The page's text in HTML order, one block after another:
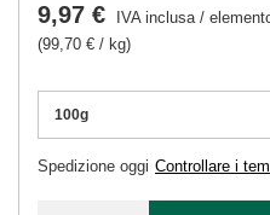
100g
Spedizione oggi Controllare i
9,97 € IVA inclusa/
(99,70 € / kg)